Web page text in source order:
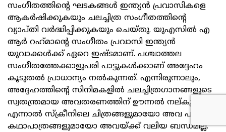
സംഗീതത്തിന്റെ ഘടകങ്ങൾ ഇന്ത്യൻ പ്രവാസികളെ
ആകർഷിക്കുകയും ചലച്ചിത്ര സംഗീതത്തിന്റെ
വ്യാപ്തി വർദ്ധിപ്പിക്കുകയും ചെയ്തു. യുഎസിൽ എ
ആർ റഹ്‌മാന്റെ സംഗീതം പ്രവാസി ഇന്ത്യൻ
യുവാക്കൾക്ക് ഏറെ ഇഷ്ടമാണ്. പശ്ചാത്തല
സംഗീതത്തേക്കാളുപരി പാട്ടുകൾക്കാണ് അദ്ദേഹം
കൂടുതൽ പ്രാധാന്യം നൽകുന്നത്. എന്നിരുന്നാലും,
അദ്ദേഹത്തിന്റെ സിനിമകളിൽ ചലച്ചിത്രഗാനങ്ങളുടെ
സ്വതന്ത്രമായ അവതരണത്തിന് ഊന്നൽ നല്കുന്നു.
എന്നാൽ സ്‌ക്രീനിലെ ചിത്രങ്ങളുമായോ അവ പാടുന്ന
കഥാപാത്രങ്ങളുമായോ അവയ്ക്ക് വലിയ ബന്ധമില്ല.